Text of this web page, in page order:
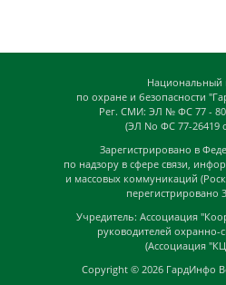
Национальный
по охране и безопасности
Рег. СМИ: ЭЛ № ФС 77 -
(ЭЛ No ФС 77-26419
Зарегистрировано в
по надзору в сфере связи,
и массовых коммуникаций
перегистрировано
Учредитель: Ассоциация
руководителей охранно-
(Ассоциация
Copyright © 2026 ГардИнфо